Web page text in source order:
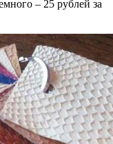
– 25 рублей за